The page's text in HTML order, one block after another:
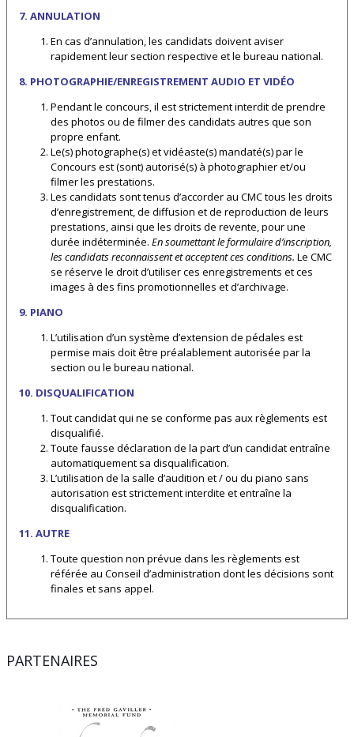
7. ANNULATION
En cas d’annulation, les candidats doivent aviser
rapidement leur section respective et le bureau national.
8. PHOTOGRAPHIE/ENREGISTREMENT AUDIO ET VIDÉO
Pendant le concours, il est strictement interdit de prendre
des photos ou de filmer des candidats autres que son
propre enfant.
Le(s) photographe(s) et vidéaste(s) mandaté(s) par le
Concours est (sont) autorisé(s) à photographier et/ou
filmer les prestations.
Les candidats sont tenus d’accorder au CMC tous les droits
d’enregistrement, de diffusion et de reproduction de leurs
prestations, ainsi que les droits de revente, pour une
durée indéterminée. En soumettant le formulaire d’inscription,
les candidats reconnaissent et acceptent ces conditions. Le CMC
se réserve le droit d’utiliser ces enregistrements et ces
images à des fins promotionnelles et d’archivage.
9. PIANO
L’utilisation d’un système d’extension de pédales est
permise mais doit être préalablement autorisée par la
section ou le bureau national.
10. DISQUALIFICATION
Tout candidat qui ne se conforme pas aux règlements est
disqualifié.
Toute fausse déclaration de la part d’un candidat entraîne
automatiquement sa disqualification.
L’utilisation de la salle d’audition et / ou du piano sans
autorisation est strictement interdite et entraîne la
disqualification.
11. AUTRE
Toute question non prévue dans les règlements est
référée au Conseil d’administration dont les décisions sont
finales et sans appel.
PARTENAIRES